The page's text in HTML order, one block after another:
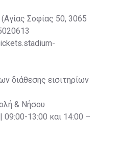
Σοφίας 50, 3065
διάθεσης εισιτηρίων
& Νήσου
09:00-13:00 και 14:00 –